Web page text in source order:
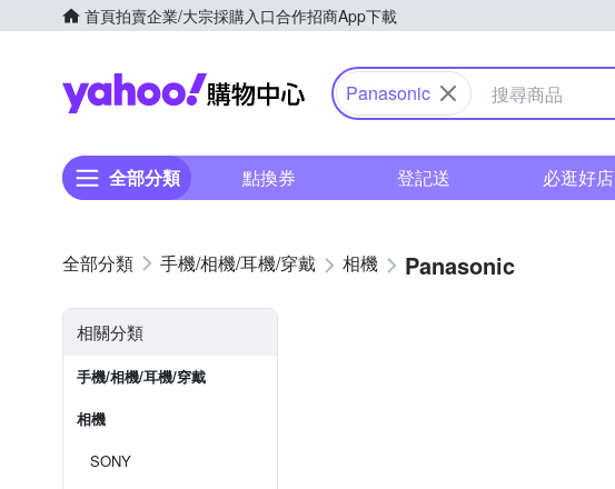
首頁拍賣企業/大宗採購入口合作招商App下載
Yahoo購物中心
Panasonic
全部分類 點換券 登記送 必逛好店
手機/相機/耳機/穿戴 相機 Panasonic
相關分類
手機/相機/耳機/穿戴
相機
SONY